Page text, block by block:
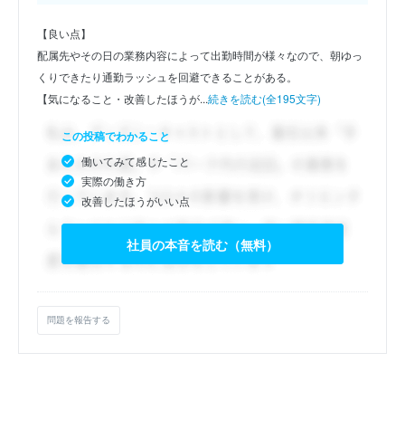
【良い点】
配属先やその日の業務内容によって出勤時間が様々なので、朝ゆっ
くりできたり通勤ラッシュを回避できることがある。
【気になること・改善したほうが...続きを読む(全195文字)
この投稿でわかること
働いてみて感じたこと
実際の働き方
改善したほうがいい点
社員の本音を読む（無料）
問題を報告する